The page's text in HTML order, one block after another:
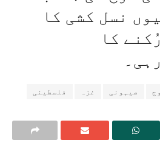
نسل کشی کا
کا
صیہونی غزہ فلسطینی